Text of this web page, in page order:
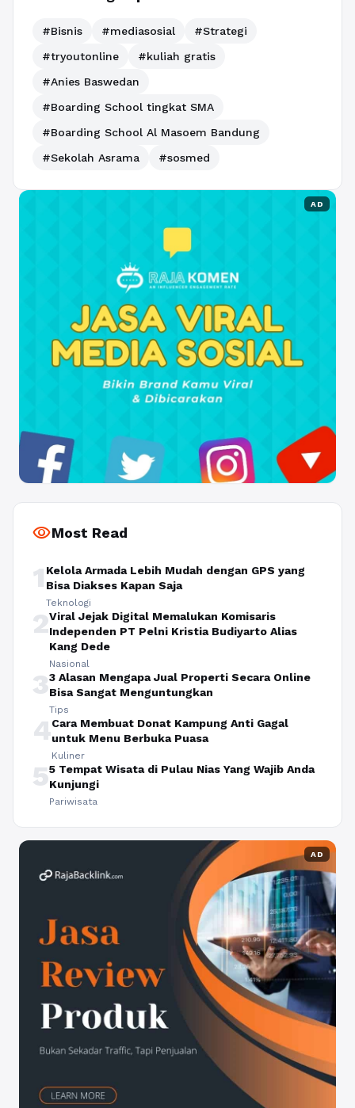
#Bisnis #mediasosial
#Strategi
#tryoutonline
#kuliah gratis
#Anies Baswedan
#Boarding School tingkat SMA
#Boarding School Al Masoem Bandung
#Sekolah Asrama
#sosmed
AD
visibilityMost Read
1 Kelola Armada Lebih Mudah dengan GPS yang
Bisa Diakses Kapan Saja
Teknologi
2Viral Jejak Digital Memalukan Komisaris
Independen PT Pelni Kristia Budiyarto Alias
Kang Dede
Nasional
33 Alasan Mengapa Jual Properti Secara Online
Bisa Sangat Menguntungkan
Tips
4Cara Membuat Donat Kampung Anti Gagal
untuk Menu Berbuka Puasa
Kuliner
55 Tempat Wisata di Pulau Nias Yang Wajib Anda
Kunjungi
Pariwisata
AD